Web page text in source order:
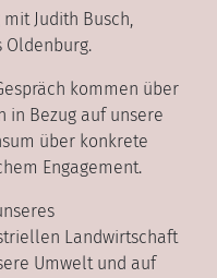
Judith Busch,
Oldenburg.
kommen über
in Bezug auf unsere
über konkrete
Engagement.
Landwirtschaft
Umwelt und auf